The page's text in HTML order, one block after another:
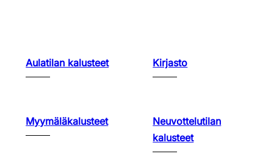
Aulatilan kalusteet Kirjasto
Myymäläkalusteet
Neuvottelutilan
kalusteet